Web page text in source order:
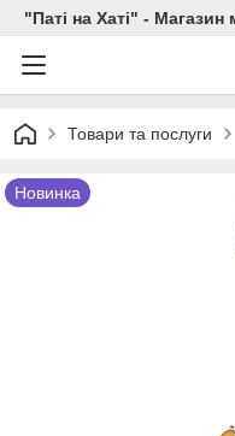
"Паті на Хаті" - Магазин
Товари та послуги
Новинка